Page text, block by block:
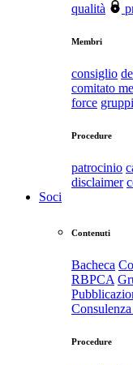
qualità
Membri
consiglio
comitato
force
Procedure
patrocinio
disclaimer
Soci
Contenuti
Bacheca
RBPCA
Procedure